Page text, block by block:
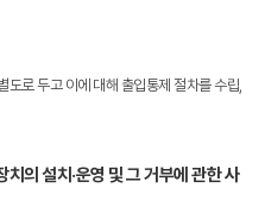
로 두고 이에 대해 출입통제 절차를 수립,
의 설치·운영 및 그 거부에 관한 사